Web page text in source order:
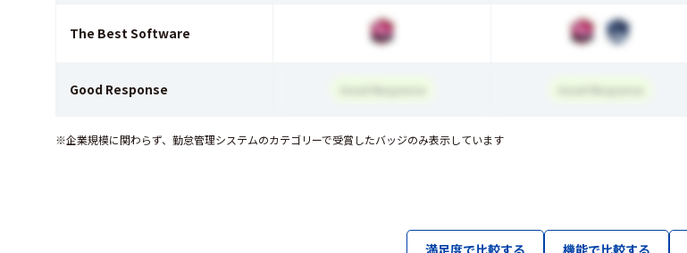
The Best Software
Good Response
※企業規模に関わらず、勤怠管理システムのカテゴリーで受賞したバッジのみ表示しています